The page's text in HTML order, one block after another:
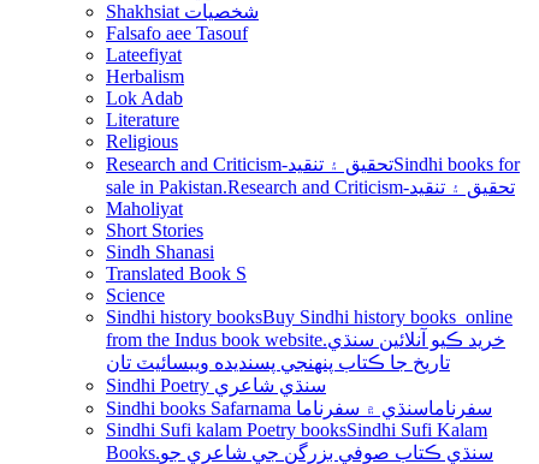
Shakhsiat شخصيات
Falsafo aee Tasouf
Lateefiyat
Herbalism
Lok Adab
Literature
Religious
Research and Criticism-تحقيق ۽ تنقيدSindhi books for
sale in Pakistan.Research and Criticism-تحقيق ۽ تنقيد
Maholiyat
Short Stories
Sindh Shanasi
Translated Book S
Science
Sindhi history booksBuy Sindhi history books online
from the Indus book website.خريد ڪيو آنلائين سنڌي
تاريخ جا ڪتاب پنھنجي پسنديده ويبسائيٽ تان
Sindhi Poetry سنڌي شاعري
Sindhi books Safarnama سفرناماسنڌي ۾ سفرناما
Sindhi Sufi kalam Poetry booksSindhi Sufi Kalam
Books.سنڌي ڪتاب صوفي بزرگن جي شاعري جو